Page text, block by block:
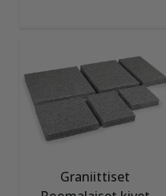
Graniittiset